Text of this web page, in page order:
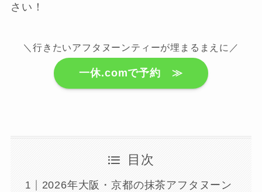
さい！
＼行きたいアフタヌーンティーが埋まるまえに／
一休.comで予約 ≫
目次
2026年大阪・京都の抹茶アフタヌーン